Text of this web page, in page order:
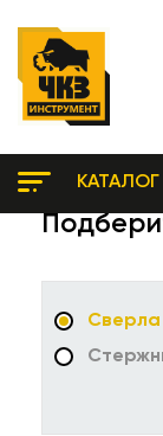
КАТАЛОГ
Сверла